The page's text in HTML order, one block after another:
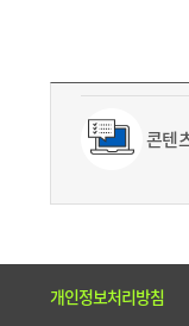
콘텐
개인정보처리방침